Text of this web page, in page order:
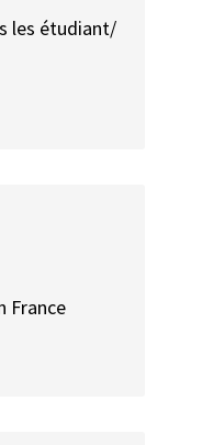
les étudiant/
France